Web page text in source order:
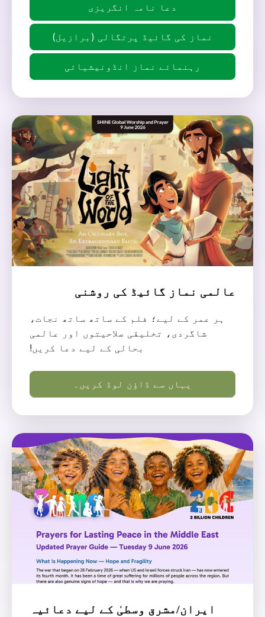
دعا نامہ انگریزی
نماز کی گائیڈ پرتگالی (برازیل)
رہنمائے نماز انڈونیشیائی
عالمی نماز گائیڈ کی روشنی
ہر عمر کے لیے؛ فلم کے ساتھ ساتھ نجات،
شاگردی، تخلیقی صلاحیتوں اور عالمی
بحالی کے لیے دعا کریں!
یہاں سے ڈاؤن لوڈ کریں۔
ایران/مشرق وسطیٰ کے لیے دعائیہ